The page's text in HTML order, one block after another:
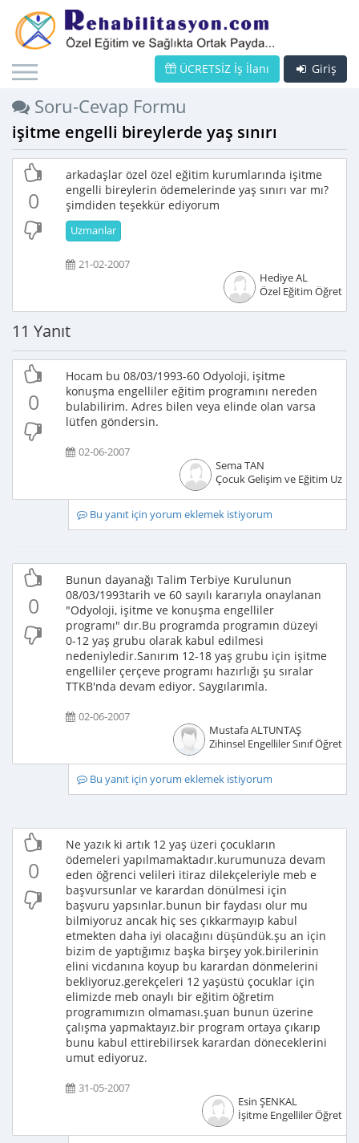
Giriş
ÜCRETSİZ İş İlanı
Soru-Cevap Formu
işitme engelli bireylerde yaş sınırı
0
arkadaşlar özel özel eğitim kurumlarında işitme
engelli bireylerin ödemelerinde yaş sınırı var mı?
şimdiden teşekkür ediyorum
Uzmanlar
21-02-2007
Hediye AL
Özel Eğitim
11 Yanıt
0
Hocam bu 08/03/1993-60 Odyoloji, işitme
konuşma engelliler eğitim programını nereden
bulabilirim. Adres bilen veya elinde olan varsa
lütfen göndersin.
02-06-2007
Sema TAN
Çocuk Gelişim ve Eğitim
Bu yanıt için yorum eklemek istiyorum
0
Bunun dayanağı Talim Terbiye Kurulunun
08/03/1993tarih ve 60 sayılı kararıyla onaylanan
"Odyoloji, işitme ve konuşma engelliler
programı" dır.Bu programda programın düzeyi
0-12 yaş grubu olarak kabul edilmesi
nedeniyledir.Sanırım 12-18 yaş grubu için işitme
engelliler çerçeve programı hazırlığı şu sıralar
TTKB'nda devam ediyor. Saygılarımla.
02-06-2007
Mustafa ALTUNTAŞ
Zihinsel Engelliler Sınıf
Bu yanıt için yorum eklemek istiyorum
0
Ne yazık ki artık 12 yaş üzeri çocukların
ödemeleri yapılmamaktadır.kurumunuza devam
eden öğrenci velileri itiraz dilekçeleriyle meb e
başvursunlar ve karardan dönülmesi için
başvuru yapsınlar.bunun bir faydası olur mu
bilmiyoruz ancak hiç ses çıkkarmayıp kabul
etmekten daha iyi olacağını düşündük.şu an için
bizim de yaptığımız başka birşey yok.birilerinin
elini vicdanına koyup bu karardan dönmelerini
bekliyoruz.gerekçeleri 12 yaşüstü çocuklar için
elimizde meb onaylı bir eğitim öğretim
programımızın olmaması.şuan bunun üzerine
çalışma yapmaktayız.bir program ortaya çıkarıp
bunu kabul ettirebilirsek karardan döneceklerini
umut ediyoruz.
31-05-2007
Esin ŞENKAL
İşitme Engelliler